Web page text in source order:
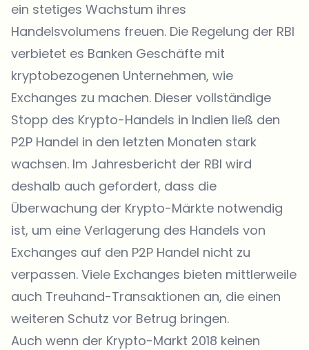
ein stetiges Wachstum ihres
Handelsvolumens freuen. Die Regelung der RBI
verbietet es Banken Geschäfte mit
kryptobezogenen Unternehmen, wie
Exchanges zu machen. Dieser vollständige
Stopp des Krypto-Handels in Indien ließ den
P2P Handel in den letzten Monaten stark
wachsen. Im Jahresbericht der RBI wird
deshalb auch gefordert, dass die
Überwachung der Krypto-Märkte notwendig
ist, um eine Verlagerung des Handels von
Exchanges auf den P2P Handel nicht zu
verpassen. Viele Exchanges bieten mittlerweile
auch Treuhand-Transaktionen an, die einen
weiteren Schutz vor Betrug bringen.
Auch wenn der Krypto-Markt 2018 keinen